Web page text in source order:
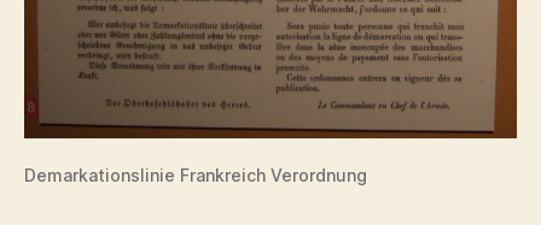
Demarkationslinie Frankreich Verordnung